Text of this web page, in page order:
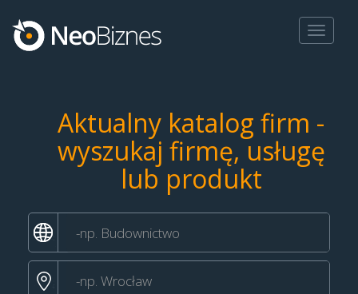
Toggle
Aktualny katalog firm -
wyszukaj firmę, usługę
lub produkt